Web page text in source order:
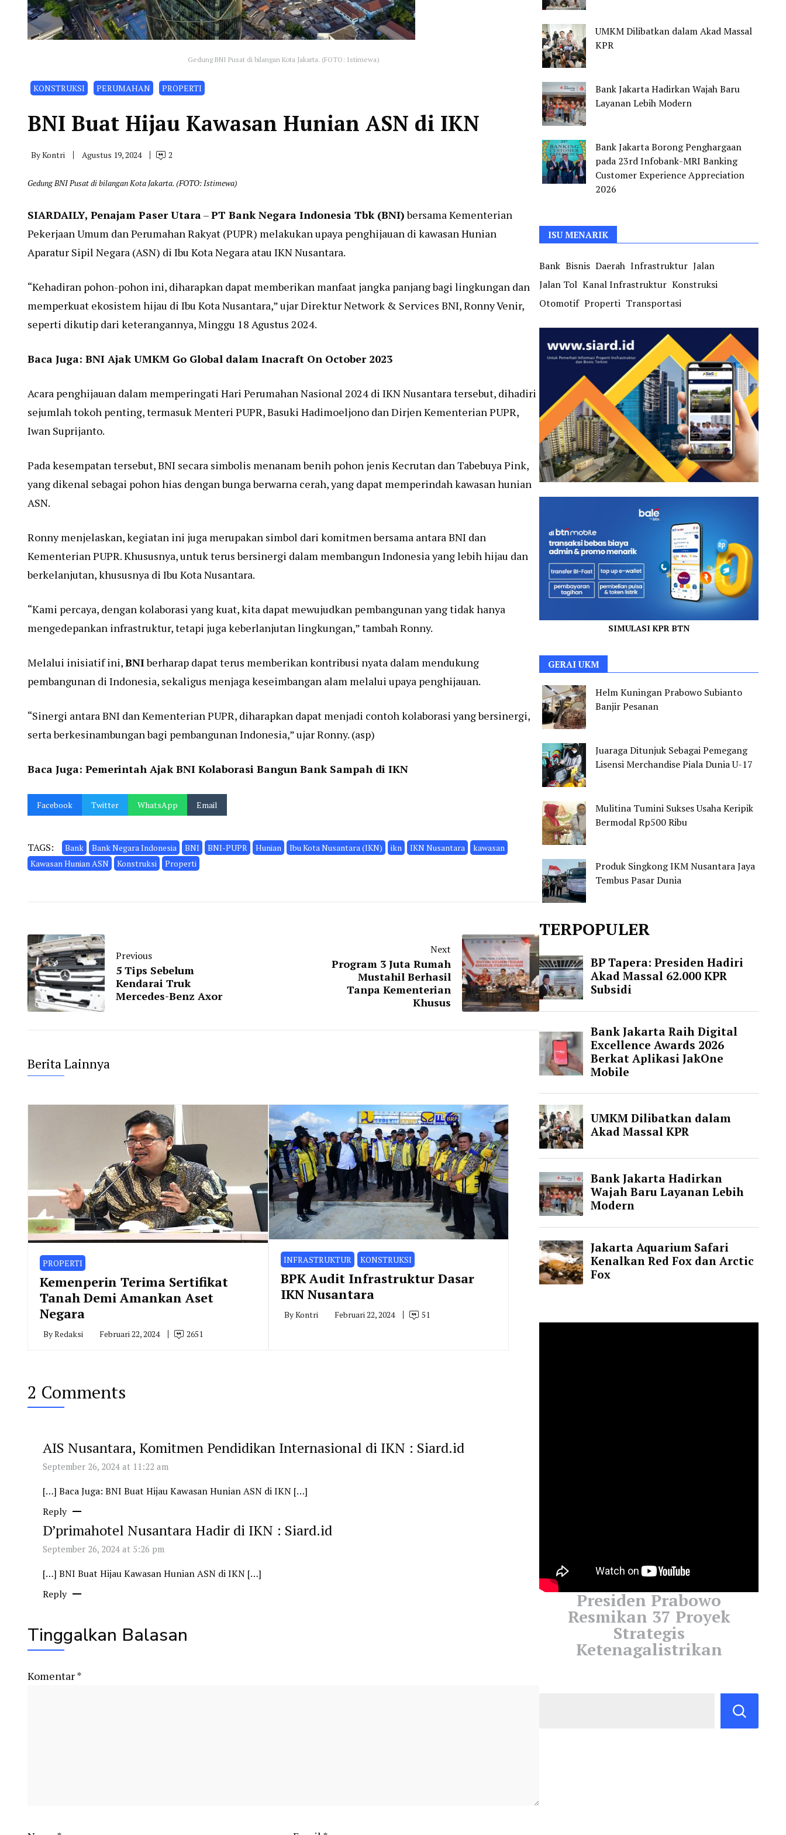
Gedung BNI Pusat di bilangan Kota Jakarta. (FOTO: Istimewa)
KONSTRUKSI PERUMAHAN PROPERTI
BNI Buat Hijau Kawasan Hunian ASN di IKN
ByKontri Agustus 19, 2024 2
Gedung BNI Pusat di bilangan Kota Jakarta. (FOTO: Istimewa)
SIARDAILY, Penajam Paser Utara–PT Bank Negara Indonesia Tbk (BNI)bersama Kementerian
Pekerjaan Umum dan Perumahan Rakyat (PUPR) melakukan upaya penghijauan di kawasan Hunian
Aparatur Sipil Negara (ASN) di Ibu Kota Negara atau IKN Nusantara.
“Kehadiran pohon-pohon ini, diharapkan dapat memberikan manfaat jangka panjang bagi lingkungan dan
memperkuat ekosistem hijau di Ibu Kota Nusantara,” ujar Direktur Network & Services BNI, Ronny Venir,
seperti dikutip dari keterangannya, Minggu 18 Agustus 2024.
Baca Juga: BNI Ajak UMKM Go Global dalam Inacraft On October 2023
Acara penghijauan dalam memperingati Hari Perumahan Nasional 2024 di IKN Nusantara tersebut, dihadiri
sejumlah tokoh penting, termasuk Menteri PUPR, Basuki Hadimoeljono dan Dirjen Kementerian PUPR,
Iwan Suprijanto.
Pada kesempatan tersebut, BNI secara simbolis menanam benih pohon jenis Kecrutan dan Tabebuya Pink,
yang dikenal sebagai pohon hias dengan bunga berwarna cerah, yang dapat memperindah kawasan hunian
ASN.
Ronny menjelaskan, kegiatan ini juga merupakan simbol dari komitmen bersama antara BNI dan
Kementerian PUPR. Khususnya, untuk terus bersinergi dalam membangun Indonesia yang lebih hijau dan
berkelanjutan, khususnya di Ibu Kota Nusantara.
“Kami percaya, dengan kolaborasi yang kuat, kita dapat mewujudkan pembangunan yang tidak hanya
mengedepankan infrastruktur, tetapi juga keberlanjutan lingkungan,” tambah Ronny.
Melalui inisiatif ini,BNIberharap dapat terus memberikan kontribusi nyata dalam mendukung
pembangunan di Indonesia, sekaligus menjaga keseimbangan alam melalui upaya penghijauan.
“Sinergi antara BNI dan Kementerian PUPR, diharapkan dapat menjadi contoh kolaborasi yang bersinergi,
serta berkesinambungan bagi pembangunan Indonesia,” ujar Ronny. (asp)
Baca Juga: Pemerintah Ajak BNI Kolaborasi Bangun Bank Sampah di IKN
Facebook Twitter WhatsApp Email
TAGS: Bank Bank Negara Indonesia BNI BNI-PUPR Hunian Ibu Kota Nusantara (IKN) ikn IKN Nusantara
kawasan
Kawasan Hunian ASN
Konstruksi Properti
Previous
5 Tips Sebelum
Kendarai Truk
Mercedes-Benz Axor
Next
Program 3 Juta Rumah
Mustahil Berhasil
Tanpa Kementerian
Khusus
Berita Lainnya
PROPERTI
Kemenperin Terima Sertifikat
Tanah Demi Amankan Aset
Negara
ByRedaksi Februari 22, 2024 2651
INFRASTRUKTUR KONSTRUKSI
BPK Audit Infrastruktur Dasar
IKN Nusantara
ByKontri Februari 22, 2024 51
2 Comments
AIS Nusantara, Komitmen Pendidikan Internasional di IKN : Siard.id
September 26, 2024 at 11:22 am
[…] Baca Juga: BNI Buat Hijau Kawasan Hunian ASN di IKN […]
Reply
D’primahotel Nusantara Hadir di IKN : Siard.id
September 26, 2024 at 5:26 pm
[…] BNI Buat Hijau Kawasan Hunian ASN di IKN […]
Reply
Tinggalkan Balasan
Komentar*
UMKM Dilibatkan dalam Akad Massal
KPR
Bank Jakarta Hadirkan Wajah Baru
Layanan Lebih Modern
Bank Jakarta Borong Penghargaan
pada 23rd Infobank-MRI Banking
Customer Experience Appreciation
2026
ISU MENARIK
Bank Bisnis Daerah Infrastruktur Jalan
Jalan Tol Kanal Infrastruktur Konstruksi
Otomotif Properti Transportasi
SIMULASI KPR BTN
GERAI UKM
Helm Kuningan Prabowo Subianto
Banjir Pesanan
Juaraga Ditunjuk Sebagai Pemegang
Lisensi Merchandise Piala Dunia U-17
Mulitina Tumini Sukses Usaha Keripik
Bermodal Rp500 Ribu
Produk Singkong IKM Nusantara Jaya
Tembus Pasar Dunia
TERPOPULER
Presiden Prabowo
Resmikan 37 Proyek
Strategis
Ketenagalistrikan